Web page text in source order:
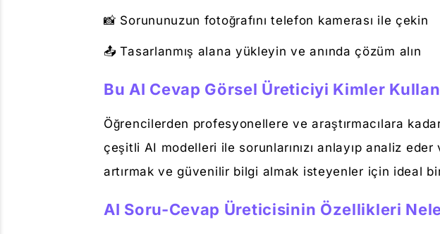
📸 Sorununuzun fotoğrafını telefon kamerası ile çekin
📤 Tasarlanmış alana yükleyin ve anında çözüm alın
Bu AI Cevap Görsel Üreticiyi Kimler
Öğrencilerden profesyonellere ve araştırmacılara
çeşitli AI modelleri ile sorunlarınızı anlayıp analiz
artırmak ve güvenilir bilgi almak isteyenler için ideal
AI Soru-Cevap Üreticisinin Özellikleri